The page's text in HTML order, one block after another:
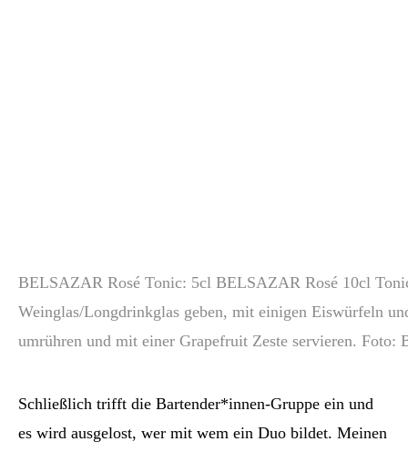
BELSAZAR Rosé Tonic: 5cl BELSAZAR Rosé 10cl
Weinglas/Longdrinkglas geben, mit einigen Eiswürfeln
umrühren und mit einer Grapefruit Zeste servieren. Foto:
Schließlich trifft die Bartender*innen-Gruppe ein und
es wird ausgelost, wer mit wem ein Duo bildet. Meinen